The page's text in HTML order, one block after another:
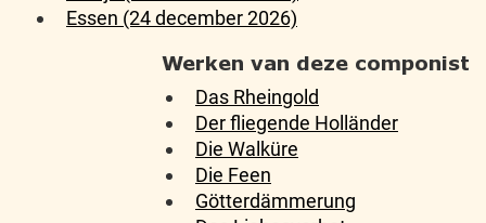
Essen (24 december 2026)
Werken van deze componist
Das Rheingold
Der fliegende Holländer
Die Walküre
Die Feen
Götterdämmerung